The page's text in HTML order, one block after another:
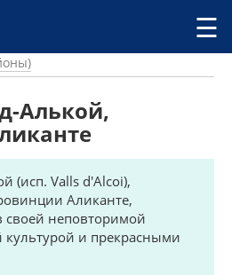
☰
Алькой,
(исп. Valls d'Alcoi),
Аликанте,
своей неповторимой
культурой и прекрасными